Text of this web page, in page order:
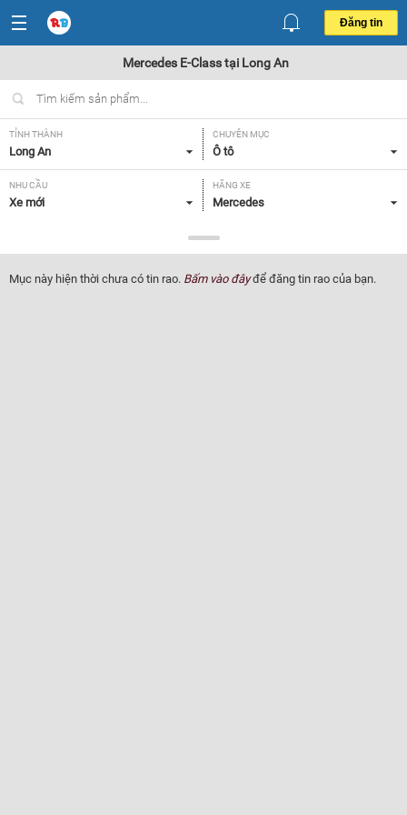
Đăng tin
Mercedes E-Class tại Long An
TỈNH THÀNH
Long An
CHUYÊN MỤC
Ô tô
NHU CẦU
Xe mới
HÃNG XE
Mercedes
E-Class
NĂM SẢN XUẤT
Tất cả
GIÁ XE XUẤT XỨ
Mục này hiện thời chưa có tin rao. Bấm vào đâyđể đăng tin rao của bạn.